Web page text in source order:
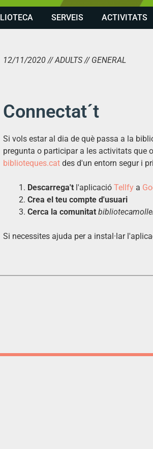
SERVEIS ACTIVITATS
12/11/2020 // ADULTS // GENERAL
Connectat´t
Si vols estar al dia de què passa a la
pregunta o participar a les activitats que
biblioteques.cat des d'un entorn segur i
Descarrega't l'aplicació Tellfy a
Crea el teu compte d'usuari
Cerca la comunitat
Si necessites ajuda per a instal·lar